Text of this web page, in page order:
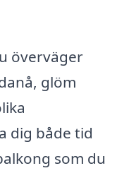
överväger
glöm
dig både tid
som du